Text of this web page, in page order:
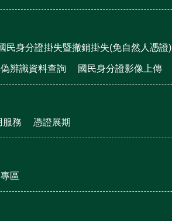
民身分證掛失暨撤銷掛失(免自然人憑證)
辨識資料查詢 國民身分證影像上傳
服務 憑證展期
區